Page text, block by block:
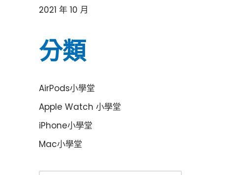
2021 年 10 月
分類
AirPods小學堂
Apple Watch 小學堂
iPhone小學堂
Mac小學堂